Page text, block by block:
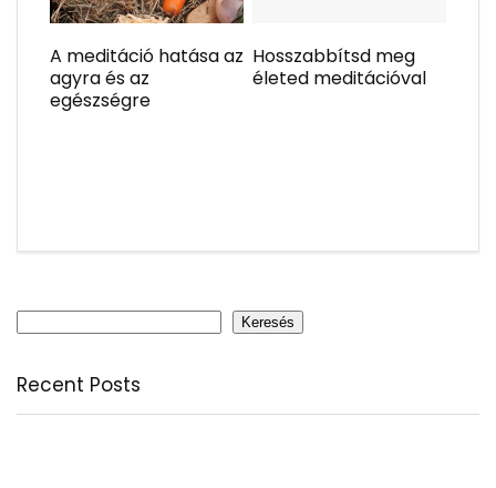
A meditáció hatása az
agyra és az
egészségre
Hosszabbítsd meg
életed meditációval
Keresés
Recent Posts